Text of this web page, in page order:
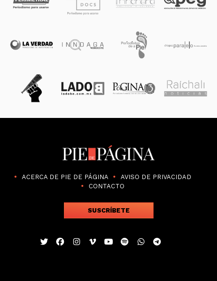
ACERCA DE PIE DE PÁGINA
AVISO DE PRIVACIDAD
CONTACTO
SUSCRÍBETE